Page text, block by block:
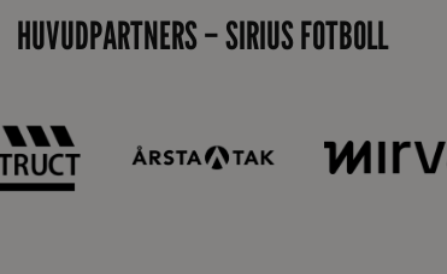
HUVUDPARTNERS – SIRIUS FOTBOLL